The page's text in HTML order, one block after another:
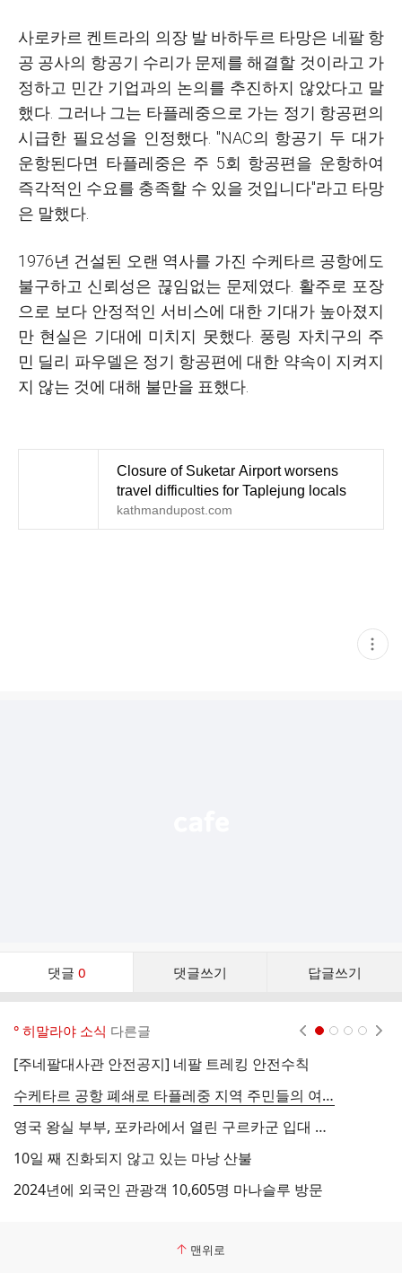
사로카르 켄트라의 의장 발 바하두르 타망은 네팔 항
공 공사의 항공기 수리가 문제를 해결할 것이라고 가
정하고 민간 기업과의 논의를 추진하지 않았다고 말
했다. 그러나 그는 타플레중으로 가는 정기 항공편의
시급한 필요성을 인정했다. "NAC의 항공기 두 대가
운항된다면 타플레중은 주 5회 항공편을 운항하여
즉각적인 수요를 충족할 수 있을 것입니다"라고 타망
은 말했다.
1976년 건설된 오랜 역사를 가진 수케타르 공항에도
불구하고 신뢰성은 끊임없는 문제였다. 활주로 포장
으로 보다 안정적인 서비스에 대한 기대가 높아졌지
만 현실은 기대에 미치지 못했다. 풍링 자치구의 주
민 딜리 파우델은 정기 항공편에 대한 약속이 지켜지
지 않는 것에 대해 불만을 표했다.
Closure of Suketar Airport worsens
travel difficulties for Taplejung locals
kathmandupost.com
현
재
댓글 0 댓글쓰기 답글쓰기
댓
° 히말라야 소식 다른글
[주네팔대사관 안전공지] 네팔 트레킹 안전수칙
수케타르 공항 폐쇄로 타플레중 지역 주민들의 여행 어려움 심화
영국 왕실 부부, 포카라에서 열린 구르카군 입대 선서식 참석
10일 째 진화되지 않고 있는 마낭 산불
2024년에 외국인 관광객 10,605명 마나슬루 방문
맨위로